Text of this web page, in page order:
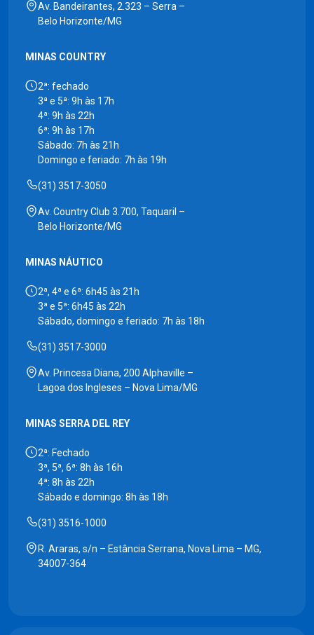
Av. Bandeirantes, 2.323 – Serra –
Belo Horizonte/MG
MINAS COUNTRY
2ª: fechado
3ª e 5ª: 9h às 17h
4ª: 9h às 22h
6ª: 9h às 17h
Sábado: 7h às 21h
Domingo e feriado: 7h às 19h
(31) 3517-3050
Av. Country Club 3.700, Taquaril –
Belo Horizonte/MG
MINAS NÁUTICO
2ª, 4ª e 6ª: 6h45 às 21h
3ª e 5ª: 6h45 às 22h
Sábado, domingo e feriado: 7h às 18h
(31) 3517-3000
Av. Princesa Diana, 200 Alphaville –
Lagoa dos Ingleses – Nova Lima/MG
MINAS SERRA DEL REY
2ª: Fechado
3ª, 5ª, 6ª: 8h às 16h
4ª: 8h às 22h
Sábado e domingo: 8h às 18h
(31) 3516-1000
R. Araras, s/n – Estância Serrana, Nova Lima – MG,
34007-364